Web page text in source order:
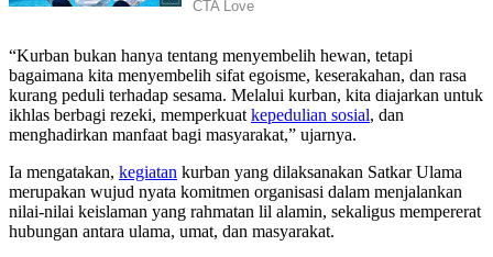
“Kurban bukan hanya tentang menyembelih hewan, tetapi
bagaimana kita menyembelih sifat egoisme, keserakahan, dan rasa
kurang peduli terhadap sesama. Melalui kurban, kita diajarkan untuk
ikhlas berbagi rezeki, memperkuat kepedulian sosial, dan
menghadirkan manfaat bagi masyarakat,” ujarnya.
Ia mengatakan, kegiatan kurban yang dilaksanakan Satkar Ulama
merupakan wujud nyata komitmen organisasi dalam menjalankan
nilai-nilai keislaman yang rahmatan lil alamin, sekaligus mempererat
hubungan antara ulama, umat, dan masyarakat.